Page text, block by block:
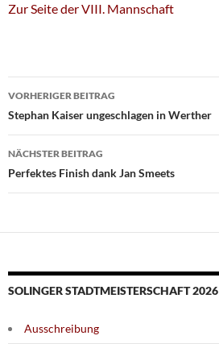
Zur Seite der VIII. Mannschaft
Beitragsnavigation
VORHERIGER BEITRAG
Stephan Kaiser ungeschlagen in Werther
NÄCHSTER BEITRAG
Perfektes Finish dank Jan Smeets
SOLINGER STADTMEISTERSCHAFT 2026
Ausschreibung